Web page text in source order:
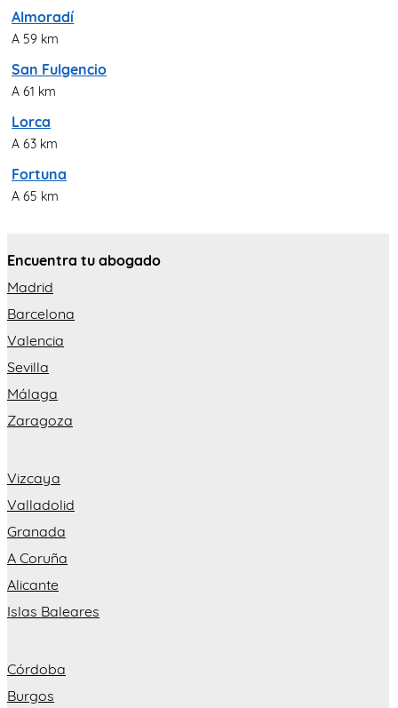
Almoradí
A 59 km
San Fulgencio
A 61 km
Lorca
A 63 km
Fortuna
A 65 km
Encuentra tu abogado
Madrid
Barcelona
Valencia
Sevilla
Málaga
Zaragoza
Vizcaya
Valladolid
Granada
A Coruña
Alicante
Islas Baleares
Córdoba
Burgos